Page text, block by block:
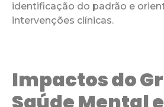
identificação do padrão e
intervenções clínicas.
Impactos do